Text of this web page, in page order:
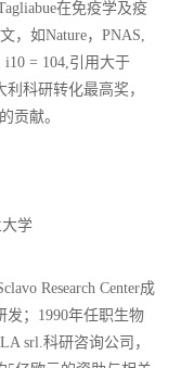
在免疫学及疫
，如Nature，PNAS,
i10 = 104,引用大于
科研转化最高奖，
贡献。
学
Research Center成
发；1990年任职生物
srl.科研咨询公司，